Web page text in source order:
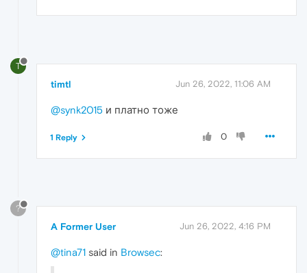
T
timtl Jun 26, 2022, 11:06 AM
@synk2015 и платно тоже
0
1 Reply
?
A Former User Jun 26, 2022, 4:16 PM
@tina71 said in Browsec: